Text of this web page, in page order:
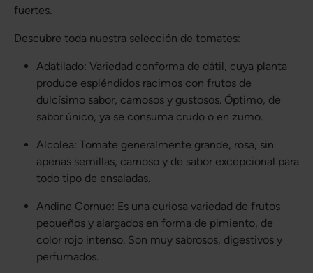
fuertes.
Descubre toda nuestra selección de tomates:
Adatilado: Variedad conforma de dátil, cuya planta
produce espléndidos racimos con frutos de
dulcísimo sabor, carnosos y gustosos. Óptimo, de
sabor único, ya se consuma crudo o en zumo.
Alcolea: Tomate generalmente grande, rosa, sin
apenas semillas, carnoso y de sabor excepcional para
todo tipo de ensaladas.
Andine Cornue: Es una curiosa variedad de frutos
pequeños y alargados en forma de pimiento, de
color rojo intenso. Son muy sabrosos, digestivos y
perfumados.